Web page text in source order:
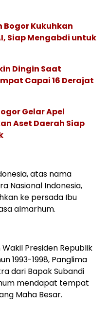
Bogor Kukuhkan
Siap Mengabdi untuk
Dingin Saat
Capai 16 Derajat
Gelar Apel
Aset Daerah Siap
atas nama
Nasional Indonesia,
ke persada Ibu
almarhum.
Presiden Republik
1993-1998, Panglima
dari Bapak Subandi
mendapat tempat
Maha Besar.